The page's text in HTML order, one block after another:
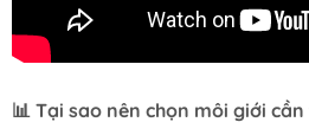
📊 Tại sao nên chọn môi giới